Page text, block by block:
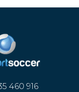
460 916